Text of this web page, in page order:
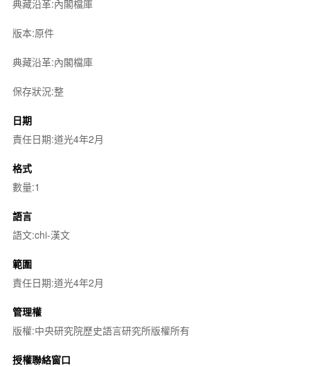
典藏沿革:內閣檔庫
版本:原件
典藏沿革:內閣檔庫
保存狀況:整
日期
責任日期:道光4年2月
格式
數量:1
語言
語文:chi-漢文
範圍
責任日期:道光4年2月
管理權
版權:中央研究院歷史語言研究所版權所有
授權聯絡窗口